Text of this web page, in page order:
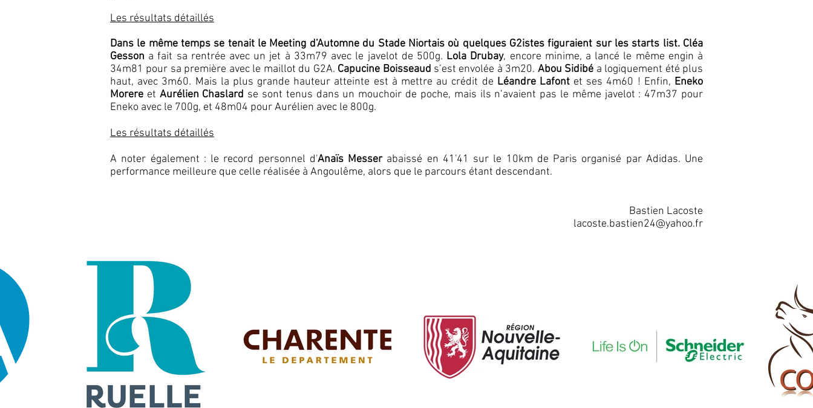
Les résultats détaillés
Dans le même temps se tenait le Meeting d’Automne du Stade Niortais où quelques G2istes figuraient sur les starts list. Cléa
Gesson a fait sa rentrée avec un jet à 33m79 avec le javelot de 500g. Lola Drubay, encore minime, a lancé le même engin à
34m81 pour sa première avec le maillot du G2A. Capucine Boisseaud s’est envolée à 3m20. Abou Sidibé a logiquement été plus
haut, avec 3m60. Mais la plus grande hauteur atteinte est à mettre au crédit de Léandre Lafontet ses 4m60 ! Enfin, Eneko
Morere et Aurélien Chaslard se sont tenus dans un mouchoir de poche, mais ils n’avaient pas le même javelot : 47m37 pour
Eneko avec le 700g, et 48m04 pour Aurélien avec le 800g.
Les résultats détaillés
A noter également : le record personnel d'Anaïs Messerabaissé en 41'41 sur le 10km de Paris organisé par Adidas. Une
performance meilleure que celle réalisée à Angoulême, alors que le parcours étant descendant.
Bastien Lacoste
lacoste.bastien24@yahoo.fr